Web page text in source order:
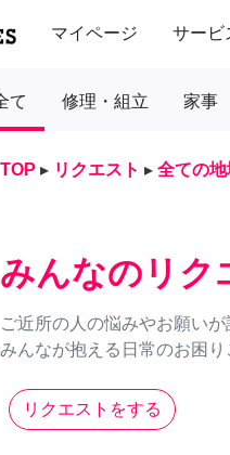
マイページ サービ
て 修理・組立 家事
TOP ▸ リクエスト ▸ 全ての地
みんなのリク
ご近所の人の悩みやお願い
みんなが抱える日常のお困
リクエストをする